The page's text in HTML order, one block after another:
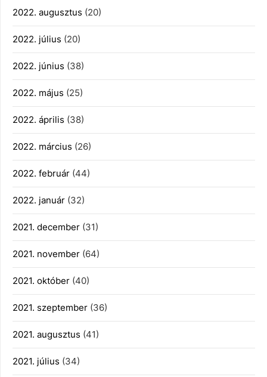
2022. augusztus (20)
2022. július (20)
2022. június (38)
2022. május (25)
2022. április (38)
2022. március (26)
2022. február (44)
2022. január (32)
2021. december (31)
2021. november (64)
2021. október (40)
2021. szeptember (36)
2021. augusztus (41)
2021. július (34)